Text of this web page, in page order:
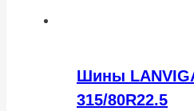
Шины
315/80R22.5